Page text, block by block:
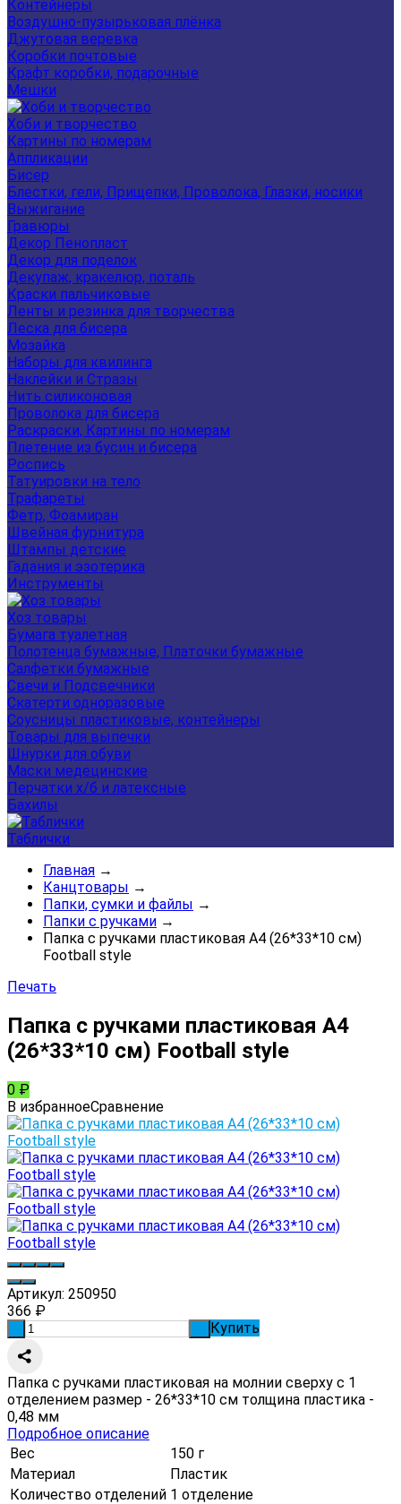
Контейнеры
Воздушно-пузырьковая плёнка
Джутовая веревка
Коробки почтовые
Крафт коробки, подарочные
Мешки
Хоби и творчество
Картины по номерам
Аппликации
Бисер
Блестки, гели, Прищепки, Проволока, Глазки, носики
Выжигание
Гравюры
Декор Пенопласт
Декор для поделок
Декупаж, кракелюр, поталь
Краски пальчиковые
Ленты и резинка для творчества
Леска для бисера
Мозайка
Наборы для квилинга
Наклейки и Стразы
Нить силиконовая
Проволока для бисера
Раскраски, Картины по номерам
Плетение из бусин и бисера
Роспись
Татуировки на тело
Трафареты
Фетр, Фоамиран
Швейная фурнитура
Штампы детские
Гадания и эзотерика
Инструменты
Хоз товары
Бумага туалетная
Полотенца бумажные, Платочки бумажные
Салфетки бумажные
Свечи и Подсвечники
Скатерти одноразовые
Соусницы пластиковые, контейнеры
Товары для выпечки
Шнурки для обуви
Маски медецинские
Перчатки х/б и латексные
Бахилы
Таблички
Главная →
Канцтовары →
Папки, сумки и файлы →
Папки с ручками →
Папка с ручками пластиковая А4 (26*33*10 см)
Football style
Печать
Папка с ручками пластиковая А4
(26*33*10 см) Football style
0 ₽
В избранноеСравнение
Артикул: 250950
366 ₽
Купить
Папка с ручками пластиковая на молнии сверху с 1
отделением размер - 26*33*10 см толщина пластика -
0,48 мм
Подробное описание
Вес
150 г
Материал
Пластик
Количество отделений 1 отделение